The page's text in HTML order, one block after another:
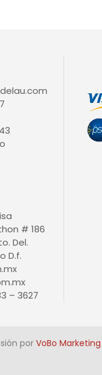
# 186
Del.
D.f.
– 3627
por VoBo Marketing